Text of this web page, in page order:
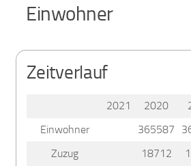
Einwohner
Zeitverlauf
2021 2020
Einwohner
365587
Zuzug
18712